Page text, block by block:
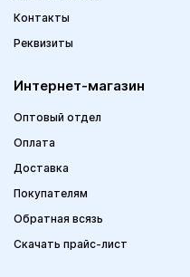
Контакты
Реквизиты
Интернет-магазин
Оптовый отдел
Оплата
Доставка
Покупателям
Обратная всязь
Скачать прайс-лист